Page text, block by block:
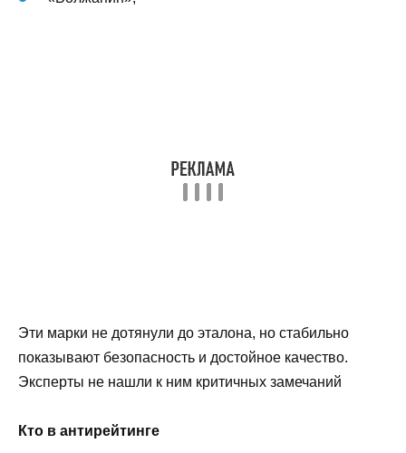
Эти марки не дотянули до эталона, но стабильно
показывают безопасность и достойное качество.
Эксперты не нашли к ним критичных замечаний
Кто в антирейтинге